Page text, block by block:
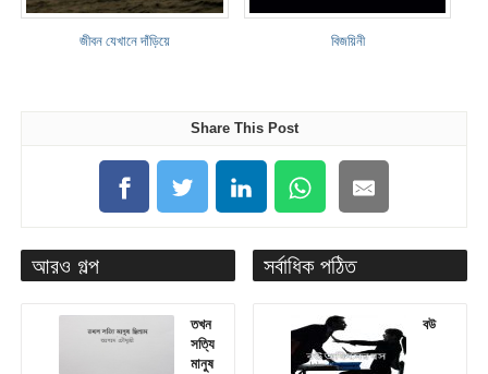
জীবন যেখানে দাঁড়িয়ে বিজয়িনী
Share This Post
আরও গল্প
তখন
সত্যি
মানুষ
সর্বাধিক পঠিত
বউ